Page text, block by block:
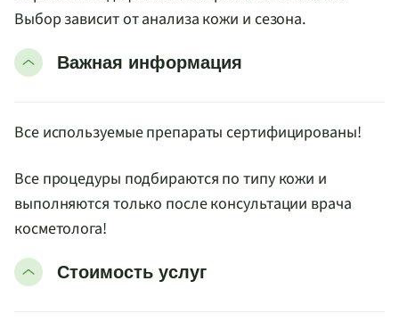
Выбор зависит от анализа кожи и сезона.
Важная информация
Все используемые препараты сертифицированы!
Все процедуры подбираются по типу кожи и
выполняются только после консультации врача
косметолога!
Стоимость услуг